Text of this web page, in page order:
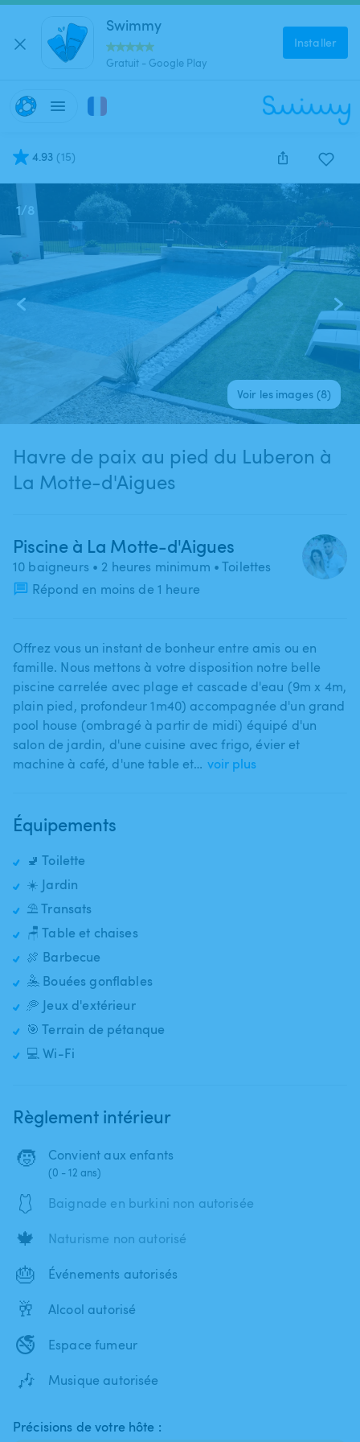
Swimmy
Gratuit - Google Play
Installer
4.93 (15)
1/8
Voir les images (8)
Havre de paix au pied du Luberon à
La Motte-d'Aigues
Piscine à La Motte-d'Aigues
10 baigneurs • 2 heures minimum • Toilettes
Répond en moins de 1 heure
Offrez vous un instant de bonheur entre amis ou en
famille. Nous mettons à votre disposition notre belle
piscine carrelée avec plage et cascade d'eau (9m x 4m​,​
plain pied​,​ profondeur 1m40) accompagnée d'un grand
pool house (ombragé à partir de midi) équipé d'un
salon de jardin​,​ d'une cuisine avec frigo​,​ évier et
machine à café​,​ d'une table et… voir plus
Équipements
🚽 Toilette
☀️ Jardin
⛱️ Transats
🪑 Table et chaises
🍖 Barbecue
🤽 Bouées gonflables
🥏 Jeux d'extérieur
🎯 Terrain de pétanque
💻 Wi-Fi
Règlement intérieur
🧒 Convient aux enfants
(0 - 12 ans)
🩱 Baignade en burkini non autorisée
🍁 Naturisme non autorisé
🎂 Événements autorisés
🥂 Alcool autorisé
🚭 Espace fumeur
🎶 Musique autorisée
Précisions de votre hôte :